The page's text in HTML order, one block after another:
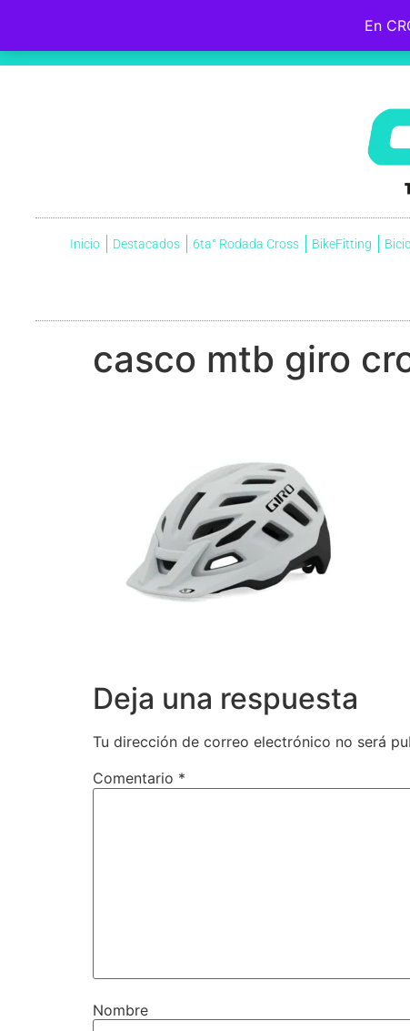
En
, el iniciador y perfeccionador de nuestra fe, quien, por el gozo
Inicio Destacados 6ta° Rodada Cross BikeFitting
casco mtb giro
Deja una respuesta
Tu dirección de correo electrónico no será
Comentario *
Nombre